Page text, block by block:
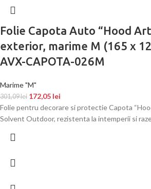
Folie Capota Auto “Hood
exterior, marime M (165 x
AVX-CAPOTA-026M
Marime "M"
301,09lei 172,05 lei
Folie pentru decorare si protectie Capota
Solvent Outdoor, rezistenta la intemperii si